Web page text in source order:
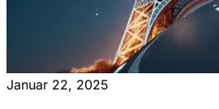
Januar 22, 2025